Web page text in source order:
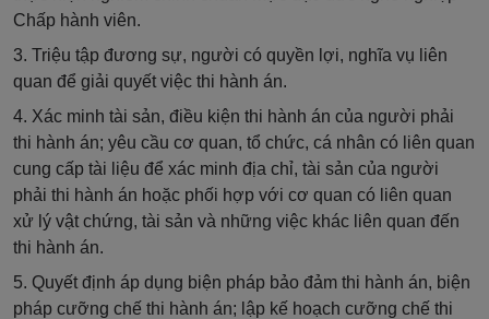
Chấp hành viên.
3. Triệu tập đương sự, người có quyền lợi, nghĩa vụ liên
quan để giải quyết việc thi hành án.
4. Xác minh tài sản, điều kiện thi hành án của người phải
thi hành án; yêu cầu cơ quan, tổ chức, cá nhân có liên quan
cung cấp tài liệu để xác minh địa chỉ, tài sản của người
phải thi hành án hoặc phối hợp với cơ quan có liên quan
xử lý vật chứng, tài sản và những việc khác liên quan đến
thi hành án.
5. Quyết định áp dụng biện pháp bảo đảm thi hành án, biện
pháp cưỡng chế thi hành án; lập kế hoạch cưỡng chế thi